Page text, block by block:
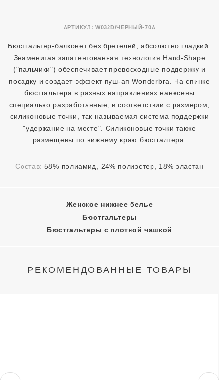
АРТИКУЛ:W032D/ЧЕРНЫЙ-70A
Бюстгальтер-балконет без бретелей, абсолютно гладкий.
Знаменитая запатентованная технология Hand-Shape
("пальчики") обеспечивает превосходные поддержку и
посадку и создает эффект пуш-ап Wonderbra. На спинке
бюстгальтера в разных направлениях нанесены
специально разработанные, в соответствии с размером,
силиконовые точки, так называемая система поддержки
"удержание на месте". Силиконовые точки также
размещены по нижнему краю бюстгалтера.
Состав: 58% полиамид, 24% полиэстер, 18% эластан
Женское нижнее белье
Бюстгальтеры
Бюстгальтеры с плотной чашкой
РЕКОМЕНДОВАННЫЕ ТОВАРЫ